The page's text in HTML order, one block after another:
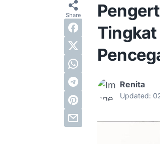
Tingkat
Renita
Updated: